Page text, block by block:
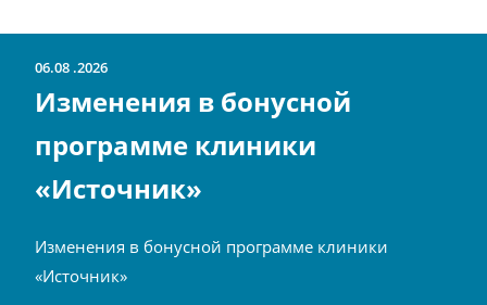
06.08 2026
Изменения в бонусной
программе клиники
«Источник»
Изменения в бонусной программе клиники
«Источник»